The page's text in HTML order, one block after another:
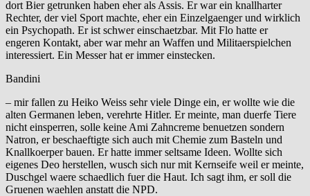
dort Bier getrunken haben eher als Assis. Er war ein knallharter
Rechter, der viel Sport machte, eher ein Einzelgaenger und wirklich
ein Psychopath. Er ist schwer einschaetzbar. Mit Flo hatte er
engeren Kontakt, aber war mehr an Waffen und Militaerspielchen
interessiert. Ein Messer hat er immer einstecken.
Bandini
– mir fallen zu Heiko Weiss sehr viele Dinge ein, er wollte wie die
alten Germanen leben, verehrte Hitler. Er meinte, man duerfe Tiere
nicht einsperren, solle keine Ami Zahncreme benuetzen sondern
Natron, er beschaeftigte sich auch mit Chemie zum Basteln und
Knallkoerper bauen. Er hatte immer seltsame Ideen. Wollte sich
eigenes Deo herstellen, wusch sich nur mit Kernseife weil er meinte,
Duschgel waere schaedlich fuer die Haut. Ich sagt ihm, er soll die
Gruenen waehlen anstatt die NPD.